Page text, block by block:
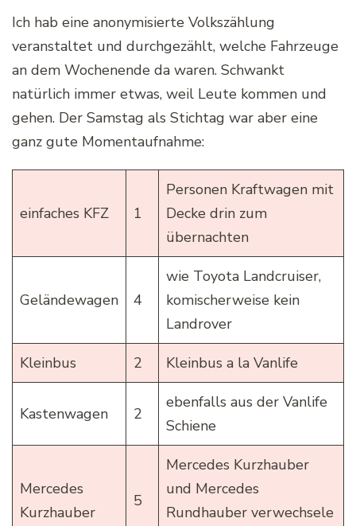
Ich hab eine anonymisierte Volkszählung
veranstaltet und durchgezählt, welche Fahrzeuge
an dem Wochenende da waren. Schwankt
natürlich immer etwas, weil Leute kommen und
gehen. Der Samstag als Stichtag war aber eine
ganz gute Momentaufnahme:
einfaches KFZ 1
Personen Kraftwagen mit
Decke drin zum
übernachten
Geländewagen 4
wie Toyota Landcruiser,
komischerweise kein
Landrover
Kleinbus 2 Kleinbus a la Vanlife
Kastenwagen 2
ebenfalls aus der Vanlife
Schiene
Mercedes
Kurzhauber
5
Mercedes Kurzhauber
und Mercedes
Rundhauber verwechsele